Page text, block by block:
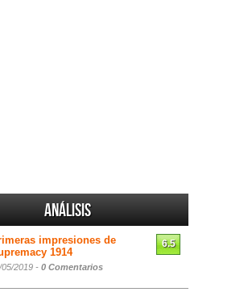
Análisis
impresiones de
1914
05/2019 - 0 Comentarios
6.5